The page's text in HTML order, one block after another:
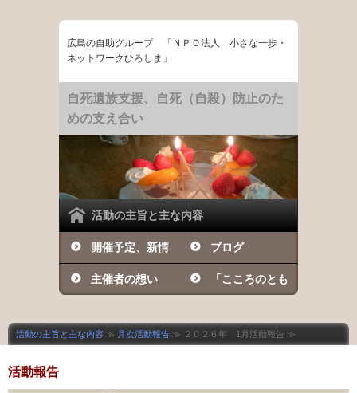
広島の自助グループ 「ＮＰＯ法人 小さな一歩・
ネットワークひろしま」
自死遺族支援、自死（自殺）防止のた
めの支え合い
活動の主旨と主な内容
開催予定、新情
報など
ブログ
主催者の想い 「こころのとも
活動の主旨と主な内容 ≫ 月次活動報告 ≫ ２０２６年 1月活動報告 ≫
活動報告